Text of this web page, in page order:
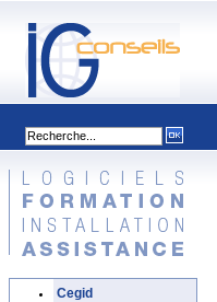
Cegid